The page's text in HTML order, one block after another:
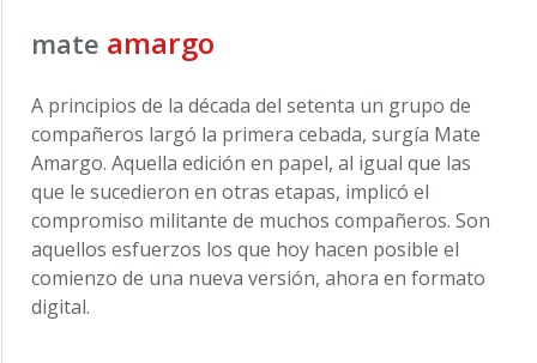
mate amargo
A principios de la década del setenta un grupo de
compañeros largó la primera cebada, surgía Mate
Amargo. Aquella edición en papel, al igual que las
que le sucedieron en otras etapas, implicó el
compromiso militante de muchos compañeros. Son
aquellos esfuerzos los que hoy hacen posible el
comienzo de una nueva versión, ahora en formato
digital.